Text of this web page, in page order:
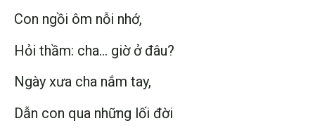
Con ngồi ôm nỗi nhớ,
Hỏi thầm: cha… giờ ở đâu?
Ngày xưa cha nắm tay,
Dẫn con qua những lối đời